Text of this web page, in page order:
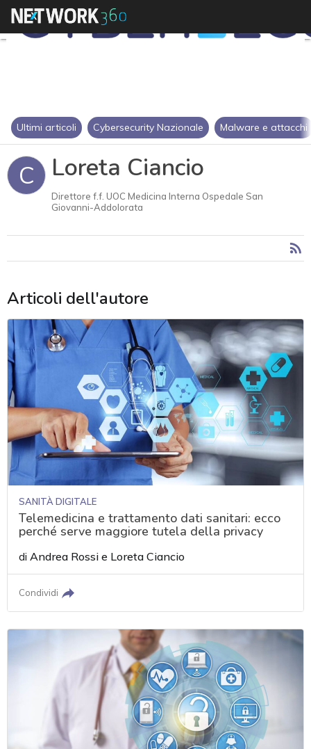
Ultimi articoli Cybersecurity Nazionale Malware e attacchi
C Loreta Ciancio
Direttore f.f. UOC Medicina Interna Ospedale San
Giovanni-Addolorata
Articoli dell'autore
SANITÀ DIGITALE
Telemedicina e trattamento dati sanitari: ecco
perché serve maggiore tutela della privacy
diAndrea Rossi e Loreta Ciancio
Condividi